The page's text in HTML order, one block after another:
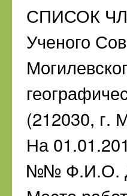
СПИСОК
Ученого
(212030, г.
На
№№ Ф.И.О.